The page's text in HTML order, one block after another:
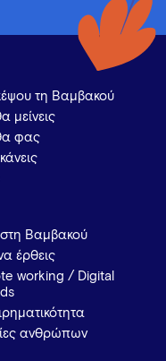
τη Βαμβακού
μείνεις
φας
Βαμβακού
να έρθεις
working / Digital
ανθρώπων